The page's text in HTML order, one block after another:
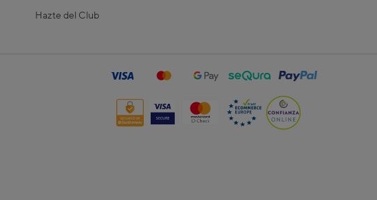
Hazte del Club